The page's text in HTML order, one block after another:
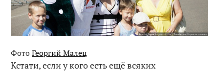
Фото Георгий Малец
Кстати, если у кого есть ещё всяких